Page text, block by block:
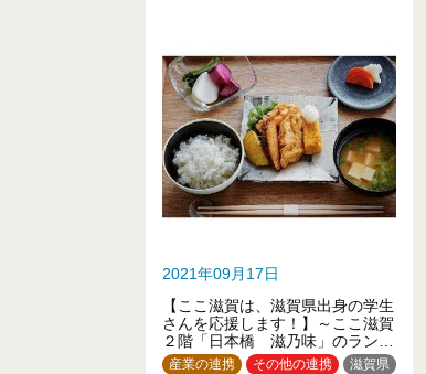
2021年09月17日
【ここ滋賀は、滋賀県出身の学生
さんを応援します！】～ここ滋賀
２階「日本橋 滋乃味」のランチ
をワンコインで提供します～
産業の連携 その他の連携 滋賀県